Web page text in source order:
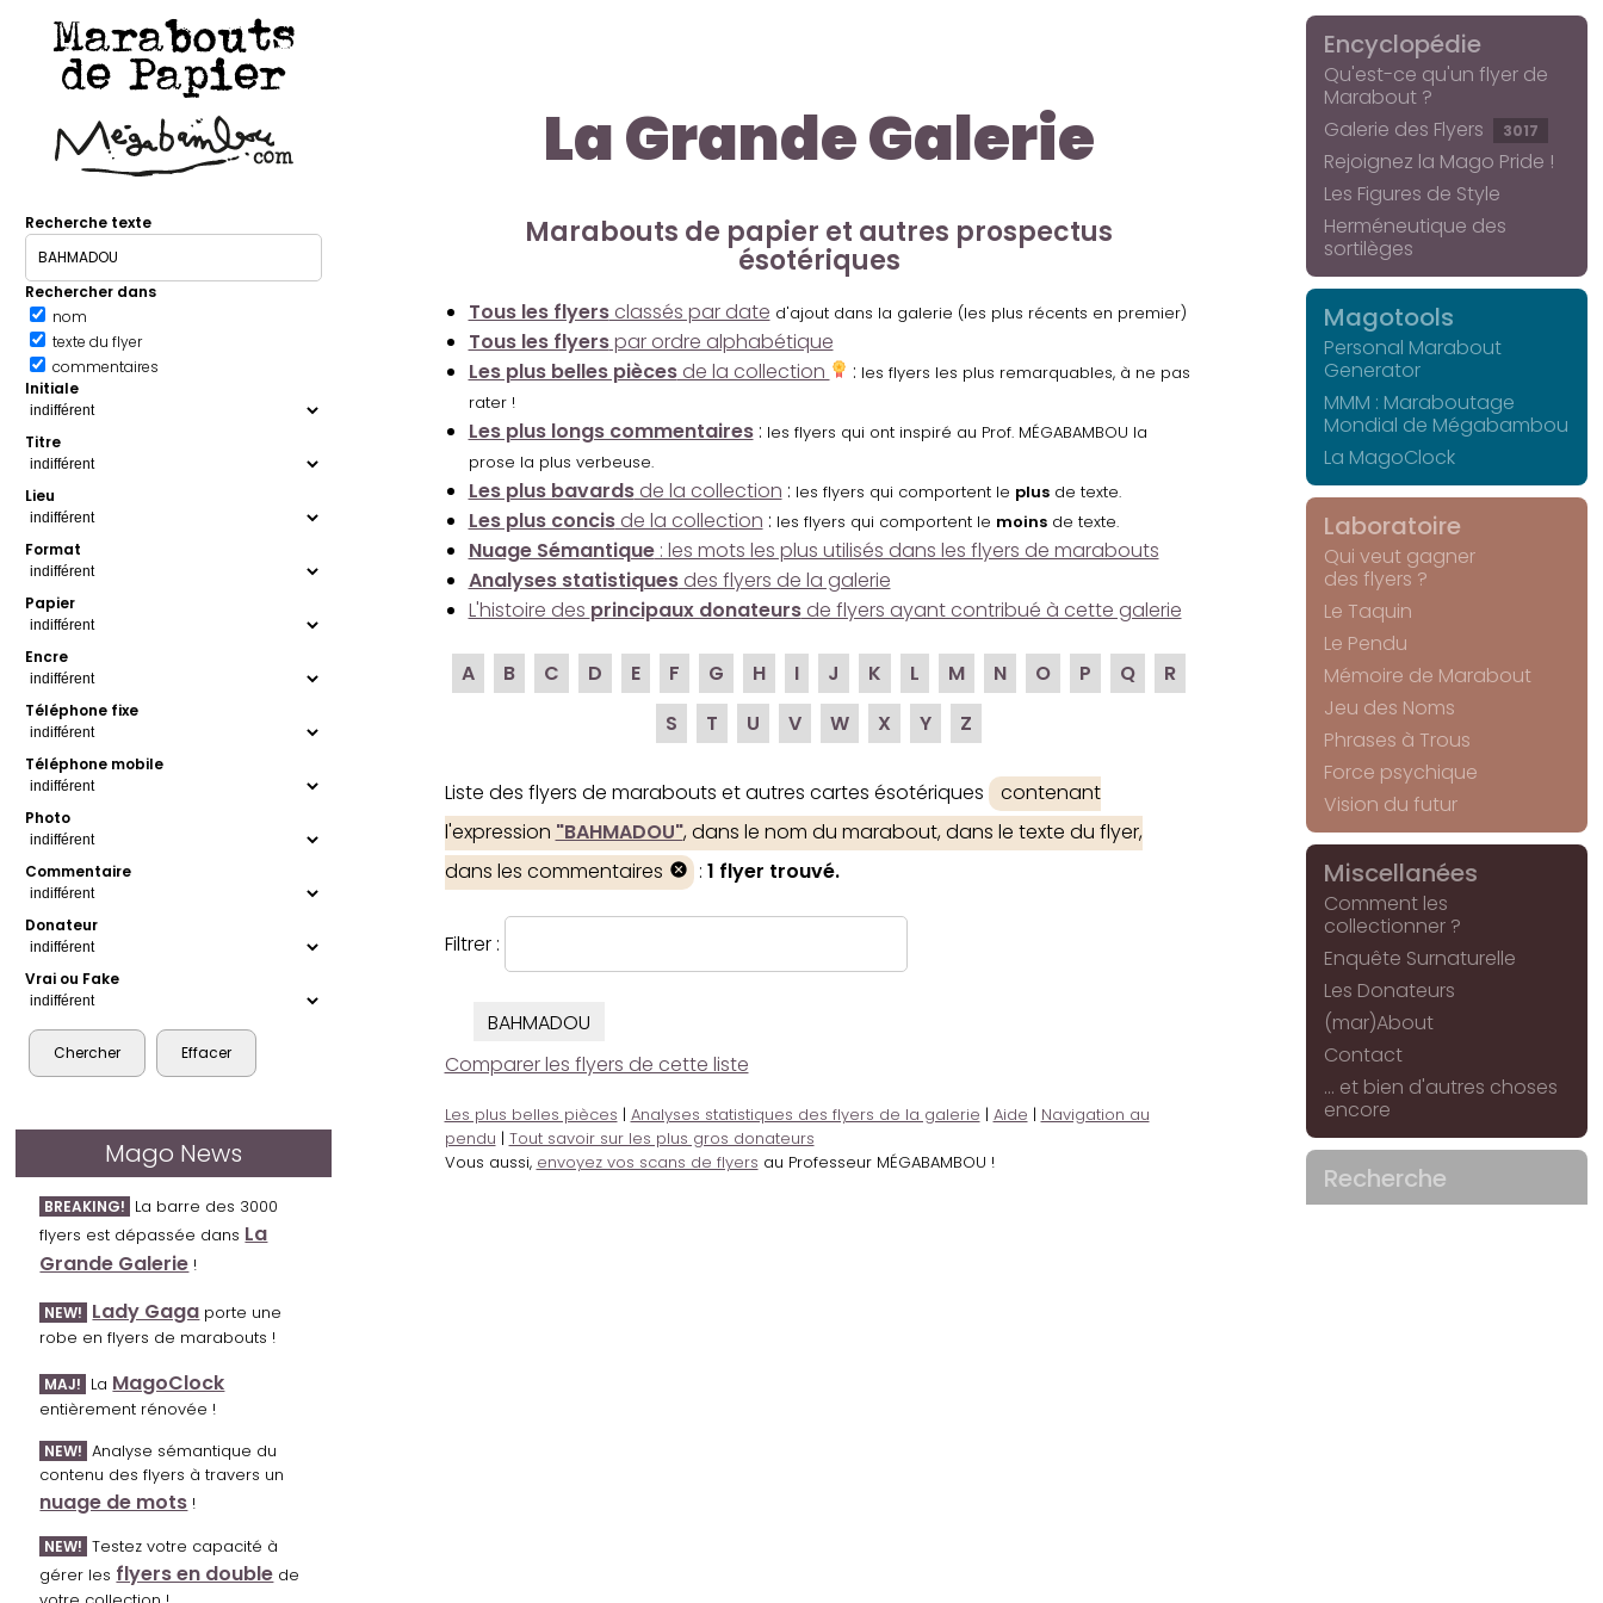
Marabouts
de Papier
Recherche texte
Rechercher dans
nom
texte du flyer
commentaires
Initiale
Titre
Lieu
Format
Papier
Encre
Téléphone fixe
Téléphone mobile
Photo
Commentaire
Donateur
Vrai ou Fake
Mago News
BREAKING! La barre des 3000
flyers est dépassée dans La
Grande Galerie !
NEW! Lady Gaga porte une
robe en flyers de marabouts !
MAJ! La MagoClock
entièrement rénovée !
NEW! Analyse sémantique du
contenu des flyers à travers un
nuage de mots !
NEW! Testez votre capacité à
gérer les flyers en double de
La Grande Galerie
Marabouts de papier et autres prospectus
ésotériques
Tous les flyersclassés par date d'ajout dans la galerie (les plus récents en premier)
Tous les flyerspar ordre alphabétique
Les plus belles piècesde la collection : les flyers les plus remarquables, à ne pas
rater !
Les plus longs commentaires: les flyers qui ont inspiré au Prof. MÉGABAMBOU la
prose la plus verbeuse.
Les plus bavardsde la collection : les flyers qui comportent le plusde texte.
Les plus concisde la collection : les flyers qui comportent le moinsde texte.
Nuage Sémantique: les mots les plus utilisés dans les flyers de marabouts
Analyses statistiquesdes flyers de la galerie
L'histoire des principaux donateursde flyers ayant contribué à cette galerie
A B C D E F G H I J K L M N O P Q
R
S
T U V W X Y Z
Liste des flyers de marabouts et autres cartes ésotériques
contenant
l'expression "BAHMADOU", dans le nom du marabout, dans le texte du flyer,
dans les commentaires
: 1 flyer trouvé.
Filtrer :
BAHMADOU
Comparer les flyers de cette liste
Les plus belles pièces | Analyses statistiques des flyers de la galerie | Aide | Navigation au
pendu | Tout savoir sur les plus gros donateurs
Vous aussi, envoyez vos scans de flyers au Professeur MÉGABAMBOU !
Encyclopédie
Qu'est-ce qu'un flyer de
Marabout ?
Galerie des Flyers
3017
Rejoignez la Mago Pride !
Les Figures de Style
Herméneutique des
sortilèges
Magotools
Personal Marabout
Generator
MMM : Maraboutage
Mondial de Mégabambou
La MagoClock
Laboratoire
Qui veut gagner
des flyers ?
Le Taquin
Le Pendu
Mémoire de Marabout
Jeu des Noms
Phrases à Trous
Force psychique
Vision du futur
Miscellanées
Comment les
collectionner ?
Enquête Surnaturelle
Les Donateurs
(mar)About
Contact
... et bien d'autres choses
encore
Recherche